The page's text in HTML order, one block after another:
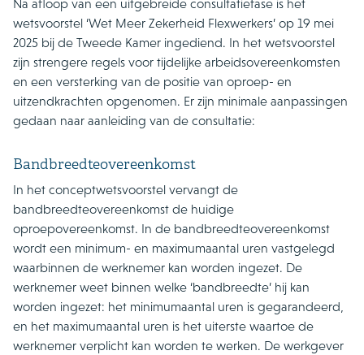
Na afloop van een uitgebreide consultatiefase is het
wetsvoorstel ‘Wet Meer Zekerheid Flexwerkers’ op 19 mei
2025 bij de Tweede Kamer ingediend. In het wetsvoorstel
zijn strengere regels voor tijdelijke arbeidsovereenkomsten
en een versterking van de positie van oproep- en
uitzendkrachten opgenomen. Er zijn minimale aanpassingen
gedaan naar aanleiding van de consultatie:
Bandbreedteovereenkomst
In het conceptwetsvoorstel vervangt de
bandbreedteovereenkomst de huidige
oproepovereenkomst. In de bandbreedteovereenkomst
wordt een minimum- en maximumaantal uren vastgelegd
waarbinnen de werknemer kan worden ingezet. De
werknemer weet binnen welke ‘bandbreedte’ hij kan
worden ingezet: het minimumaantal uren is gegarandeerd,
en het maximumaantal uren is het uiterste waartoe de
werknemer verplicht kan worden te werken. De werkgever